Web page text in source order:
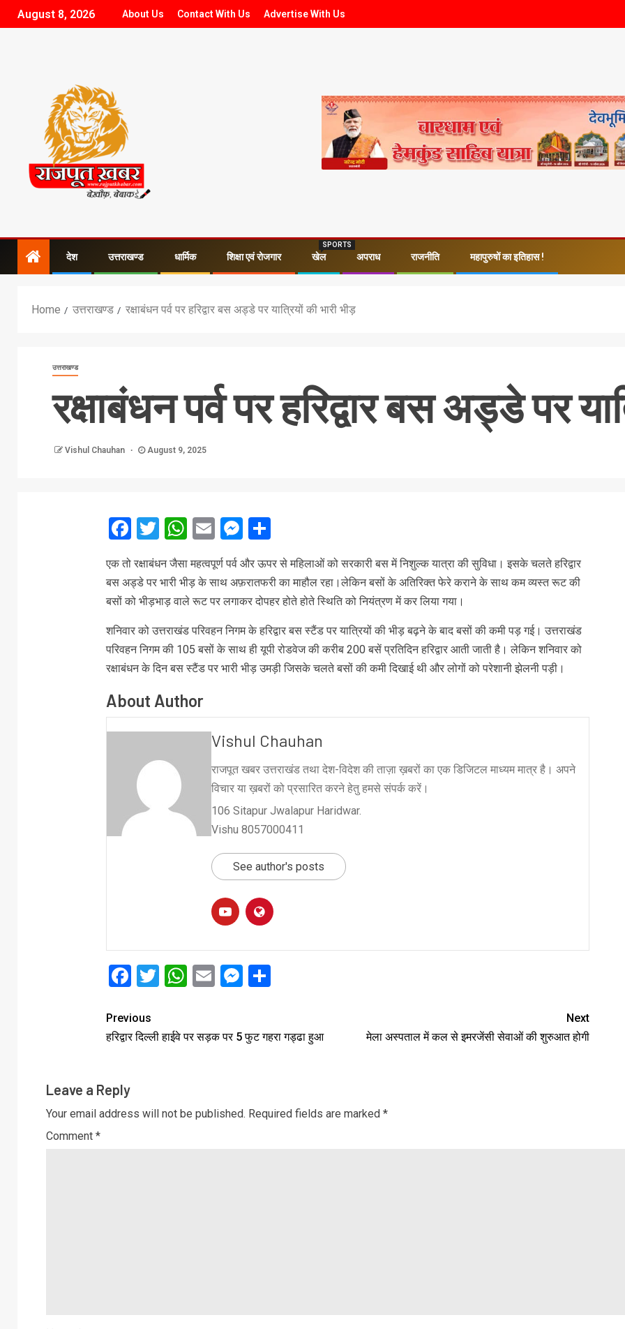
August 8, 2026 About Us Contact With Us Advertise With Us
देश उत्तराखण्ड धार्मिक शिक्षा एवं रोजगार खेल
SPORTS
अपराध राजनीति महापुरुषों का इतिहास !
Home उत्तराखण्ड रक्षाबंधन पर्व पर हरिद्वार बस अड्डे पर यात्रियों की भारी भीड़
उत्तराखण्ड
रक्षाबंधन पर्व पर हरिद्वार बस अड्डे पर
Vishul Chauhan August 9, 2025
Facebook
Twitter
WhatsApp
EmailMessenger
Share
एक तो रक्षाबंधन जैसा महत्वपूर्ण पर्व और ऊपर से महिलाओं को सरकारी बस में निशुल्क यात्रा की सुविधा। इसके चलते हरिद्वार
बस अड्डे पर भारी भीड़ के साथ अफ़रातफरी का माहौल रहा।लेकिन बसों के अतिरिक्त फेरे कराने के साथ कम व्यस्त रूट की
बसों को भीड़भाड़ वाले रूट पर लगाकर दोपहर होते होते स्थिति को नियंत्रण में कर लिया गया।
शनिवार को उत्तराखंड परिवहन निगम के हरिद्वार बस स्टैंड पर यात्रियों की भीड़ बढ़ने के बाद बसों की कमी पड़ गई। उत्तराखंड
परिवहन निगम की 105 बसों के साथ ही यूपी रोडवेज की करीब 200 बसें प्रतिदिन हरिद्वार आती जाती है। लेकिन शनिवार को
रक्षाबंधन के दिन बस स्टैंड पर भारी भीड़ उमड़ी जिसके चलते बसों की कमी दिखाई थी और लोगों को परेशानी झेलनी पड़ी।
About Author
Vishul Chauhan
राजपूत खबर उत्तराखंड तथा देश-विदेश की ताज़ा ख़बरों का एक डिजिटल माध्यम मात्र है। अपने
विचार या ख़बरों को प्रसारित करने हेतु हमसे संपर्क करें।
106 Sitapur Jwalapur Haridwar.
Vishu 8057000411
See author's posts
Facebook
Twitter
WhatsApp
EmailMessenger
Share
Previous
हरिद्वार दिल्ली हाईवे पर सड़क पर 5 फुट गहरा गड्ढा हुआ
Next
मेला अस्पताल में कल से इमरजेंसी सेवाओं की शुरुआत होगी
Leave a Reply
Your email address will not be published. Required fields are marked *
Comment *